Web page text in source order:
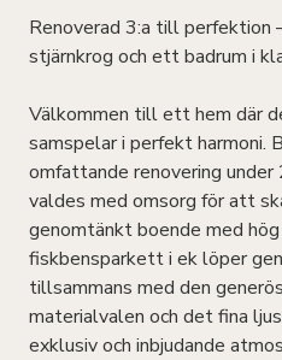
Renoverad 3:a till perfektion
stjärnkrog och ett badrum i
Välkommen till ett hem där
samspelar i perfekt harmoni.
omfattande renovering
valdes med omsorg för att
genomtänkt boende med
fiskbensparkett i ek löper
tillsammans med den
materialvalen och det fina
exklusiv och inbjudande